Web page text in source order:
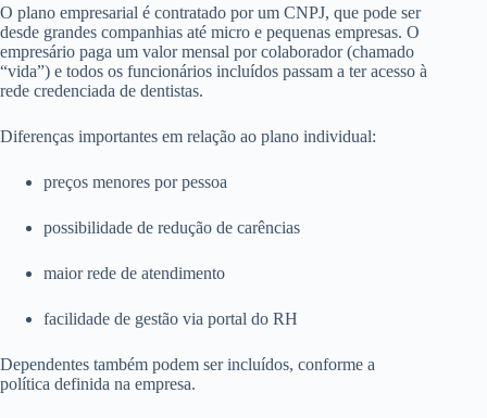
O plano empresarial é contratado por um CNPJ, que pode ser
desde grandes companhias até micro e pequenas empresas. O
empresário paga um valor mensal por colaborador (chamado
“vida”) e todos os funcionários incluídos passam a ter acesso à
rede credenciada de dentistas.
Diferenças importantes em relação ao plano individual:
preços menores por pessoa
possibilidade de redução de carências
maior rede de atendimento
facilidade de gestão via portal do RH
Dependentes também podem ser incluídos, conforme a
política definida na empresa.